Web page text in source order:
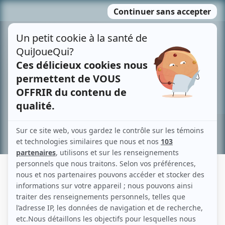
MENU
contenu
Recherche avancée »
JACQUES DÉSY
Liens
Fiche de Jacques Désy sur Showbizz.net